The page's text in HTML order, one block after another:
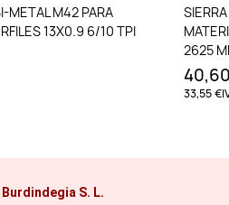
al carrito
METAL M42 PARA
13X0.9 6/10 TPI
2625
33,55 €
S. L.